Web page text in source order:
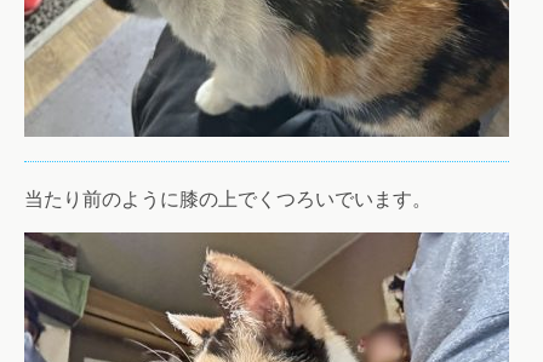
当たり前のように膝の上でくつろいでいます。